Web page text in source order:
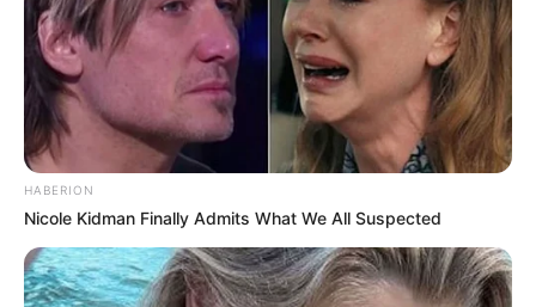
HABERION
Nicole Kidman Finally Admits What We All Suspected